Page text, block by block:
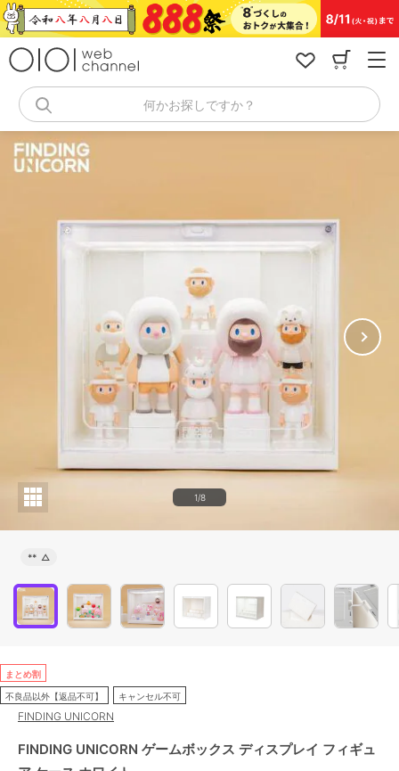
コ
ン
キ
何かお探しですか？
1/8
** △
まとめ割
不良品以外【返品不可】 キャンセル不可
FINDING UNICORN
FINDING UNICORN ゲームボックス ディスプレイ フィギュ